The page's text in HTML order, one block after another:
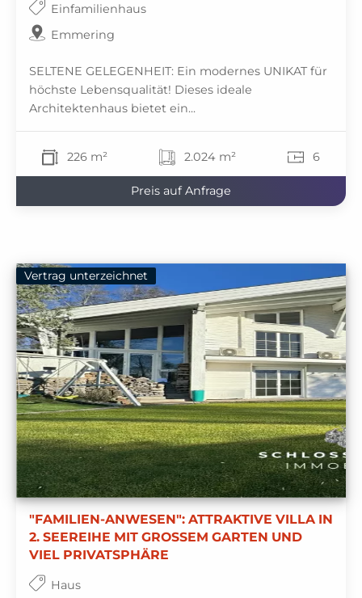
Einfamilienhaus
Emmering
SELTENE GELEGENHEIT: Ein modernes UNIKAT für
höchste Lebensqualität! Dieses ideale
Architektenhaus bietet ein...
226 m² 2.024 m² 6
Preis auf Anfrage
Vertrag unterzeichnet
"FAMILIEN-ANWESEN": ATTRAKTIVE VILLA IN
2. SEEREIHE MIT GROSSEM GARTEN UND
VIEL PRIVATSPHÄRE
Haus